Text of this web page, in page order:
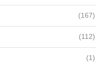
(167)
(112)
(1)